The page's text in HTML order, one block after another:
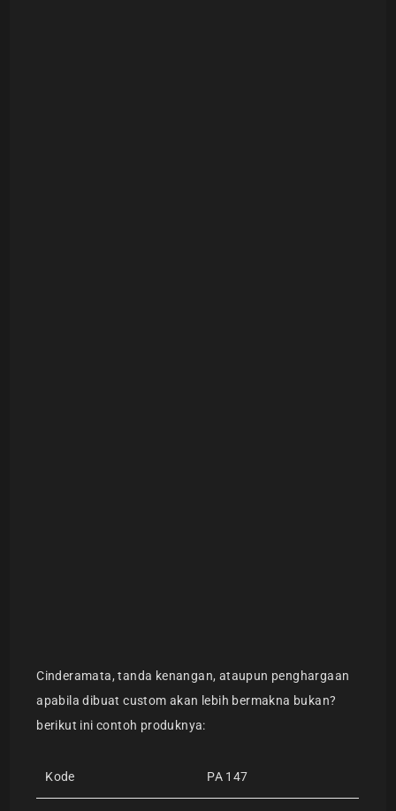
Cinderamata, tanda kenangan, ataupun penghargaan
apabila dibuat custom akan lebih bermakna bukan?
berikut ini contoh produknya:
Kode PA 147